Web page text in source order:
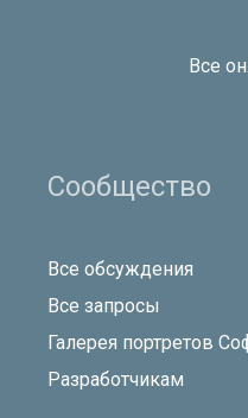
Все
Сообщество
Все обсуждения
Все запросы
Галерея портретов
Разработчикам